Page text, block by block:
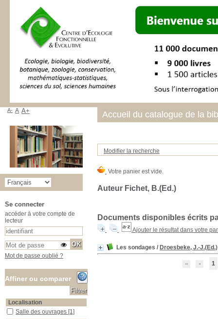
Modifier la recherche
Auteur Fichet, B.(Ed.)
Documents disponibles écrits
Ajouter le résultat dans votre
Les sondages / Droesbeke, J.-J.(Ed.)
1
Accueil du catalogue de la
A- A A+
Se connecter
accéder à votre compte de
lecteur
Mot de passe oublié ?
Affiner ou comparer
Localisation
Salle des ouvrages
Salle des ouvrages [1]